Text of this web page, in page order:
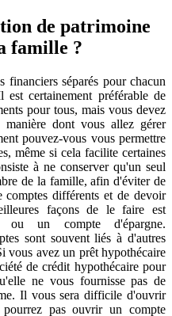
de patrimoine
famille ?
séparés pour chacun
certainement préférable de
pour tous, mais vous devez
manière dont vous allez gérer
pouvez-vous vous permettre
même si cela facilite certaines
à ne conserver qu'un seul
de la famille, afin d'éviter de
comptes différents et de devoir
façons de le faire est
ou un compte d'épargne.
sont souvent liés à d'autres
vous avez un prêt hypothécaire
de crédit hypothécaire pour
ne vous fournisse pas de
Il vous sera difficile d'ouvrir
pas ouvrir un compte